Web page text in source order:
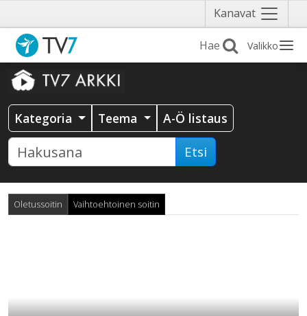
Kanavat Näytä
valikko
Valikko
Kategoria Teema A-Ö listaus
Etsi
Oletussoitin Vaihtoehtoinen soitin